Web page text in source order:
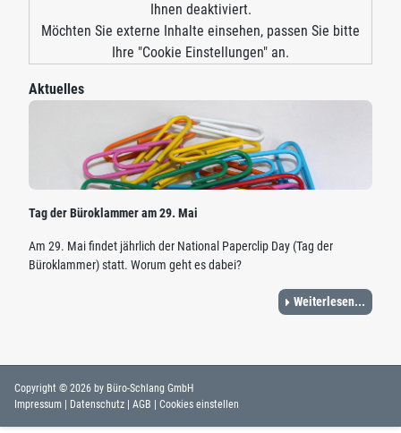
Ihnen deaktiviert.
Möchten Sie externe Inhalte einsehen, passen Sie bitte
Ihre "Cookie Einstellungen" an.
Aktuelles
Tag der Büroklammer am 29. Mai
Am 29. Mai findet jährlich der National Paperclip Day (Tag der
Büroklammer) statt. Worum geht es dabei?
Weiterlesen...
Copyright © 2026 by Büro-Schlang GmbH
Impressum
Datenschutz AGB Cookies einstellen